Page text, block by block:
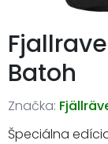
Batoh
Značka:
Špeciálna